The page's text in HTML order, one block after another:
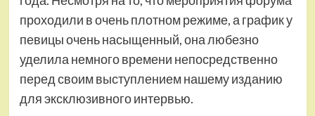
проходили в очень плотном режиме, а график у
певицы очень насыщенный, она любезно
уделила немного времени непосредственно
перед своим выступлением нашему изданию
для эксклюзивного интервью.